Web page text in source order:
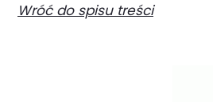
Wróć do spisu treści